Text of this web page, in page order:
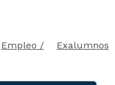
Empleo Exalumnos